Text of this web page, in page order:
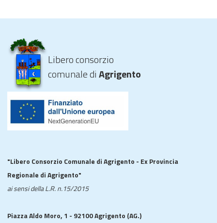
Libero consorzio
comunale diAgrigento
"Libero Consorzio Comunale di Agrigento - Ex Provincia
Regionale di Agrigento"
ai sensi della L.R. n.15/2015
Piazza Aldo Moro, 1 - 92100 Agrigento (AG.)